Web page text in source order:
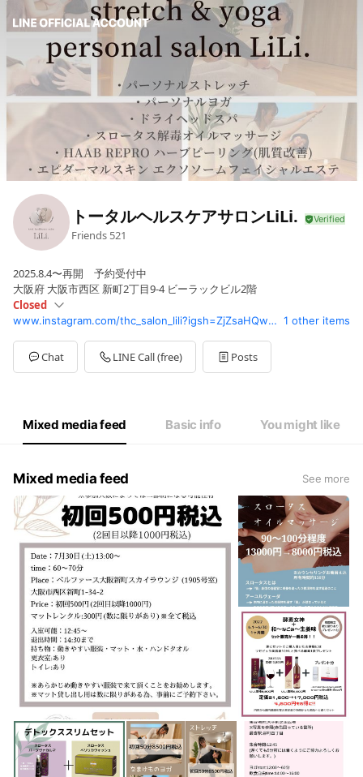
トータルヘルスケアサロンLiLi.
Friends 521
2025.8.4〜再開 予約受付中
大阪府 大阪市西区 新町2丁目9-4 ビーラックビル2階
Closed
SunClosed
Mon10:30 - 17:30
Tue10:30 - 17:30
Wed10:30 - 17:30
Closed
当店指定時間でのご予約をお願いしてます。
www.instagram.com/thc_salon_lili?igsh=ZjZsaHQwc2p1MGQ0&utm_source=qr 1 other items
Chat LINE Call (free) Posts
Mixed media feed Basic info You might like
Mixed media feed See more